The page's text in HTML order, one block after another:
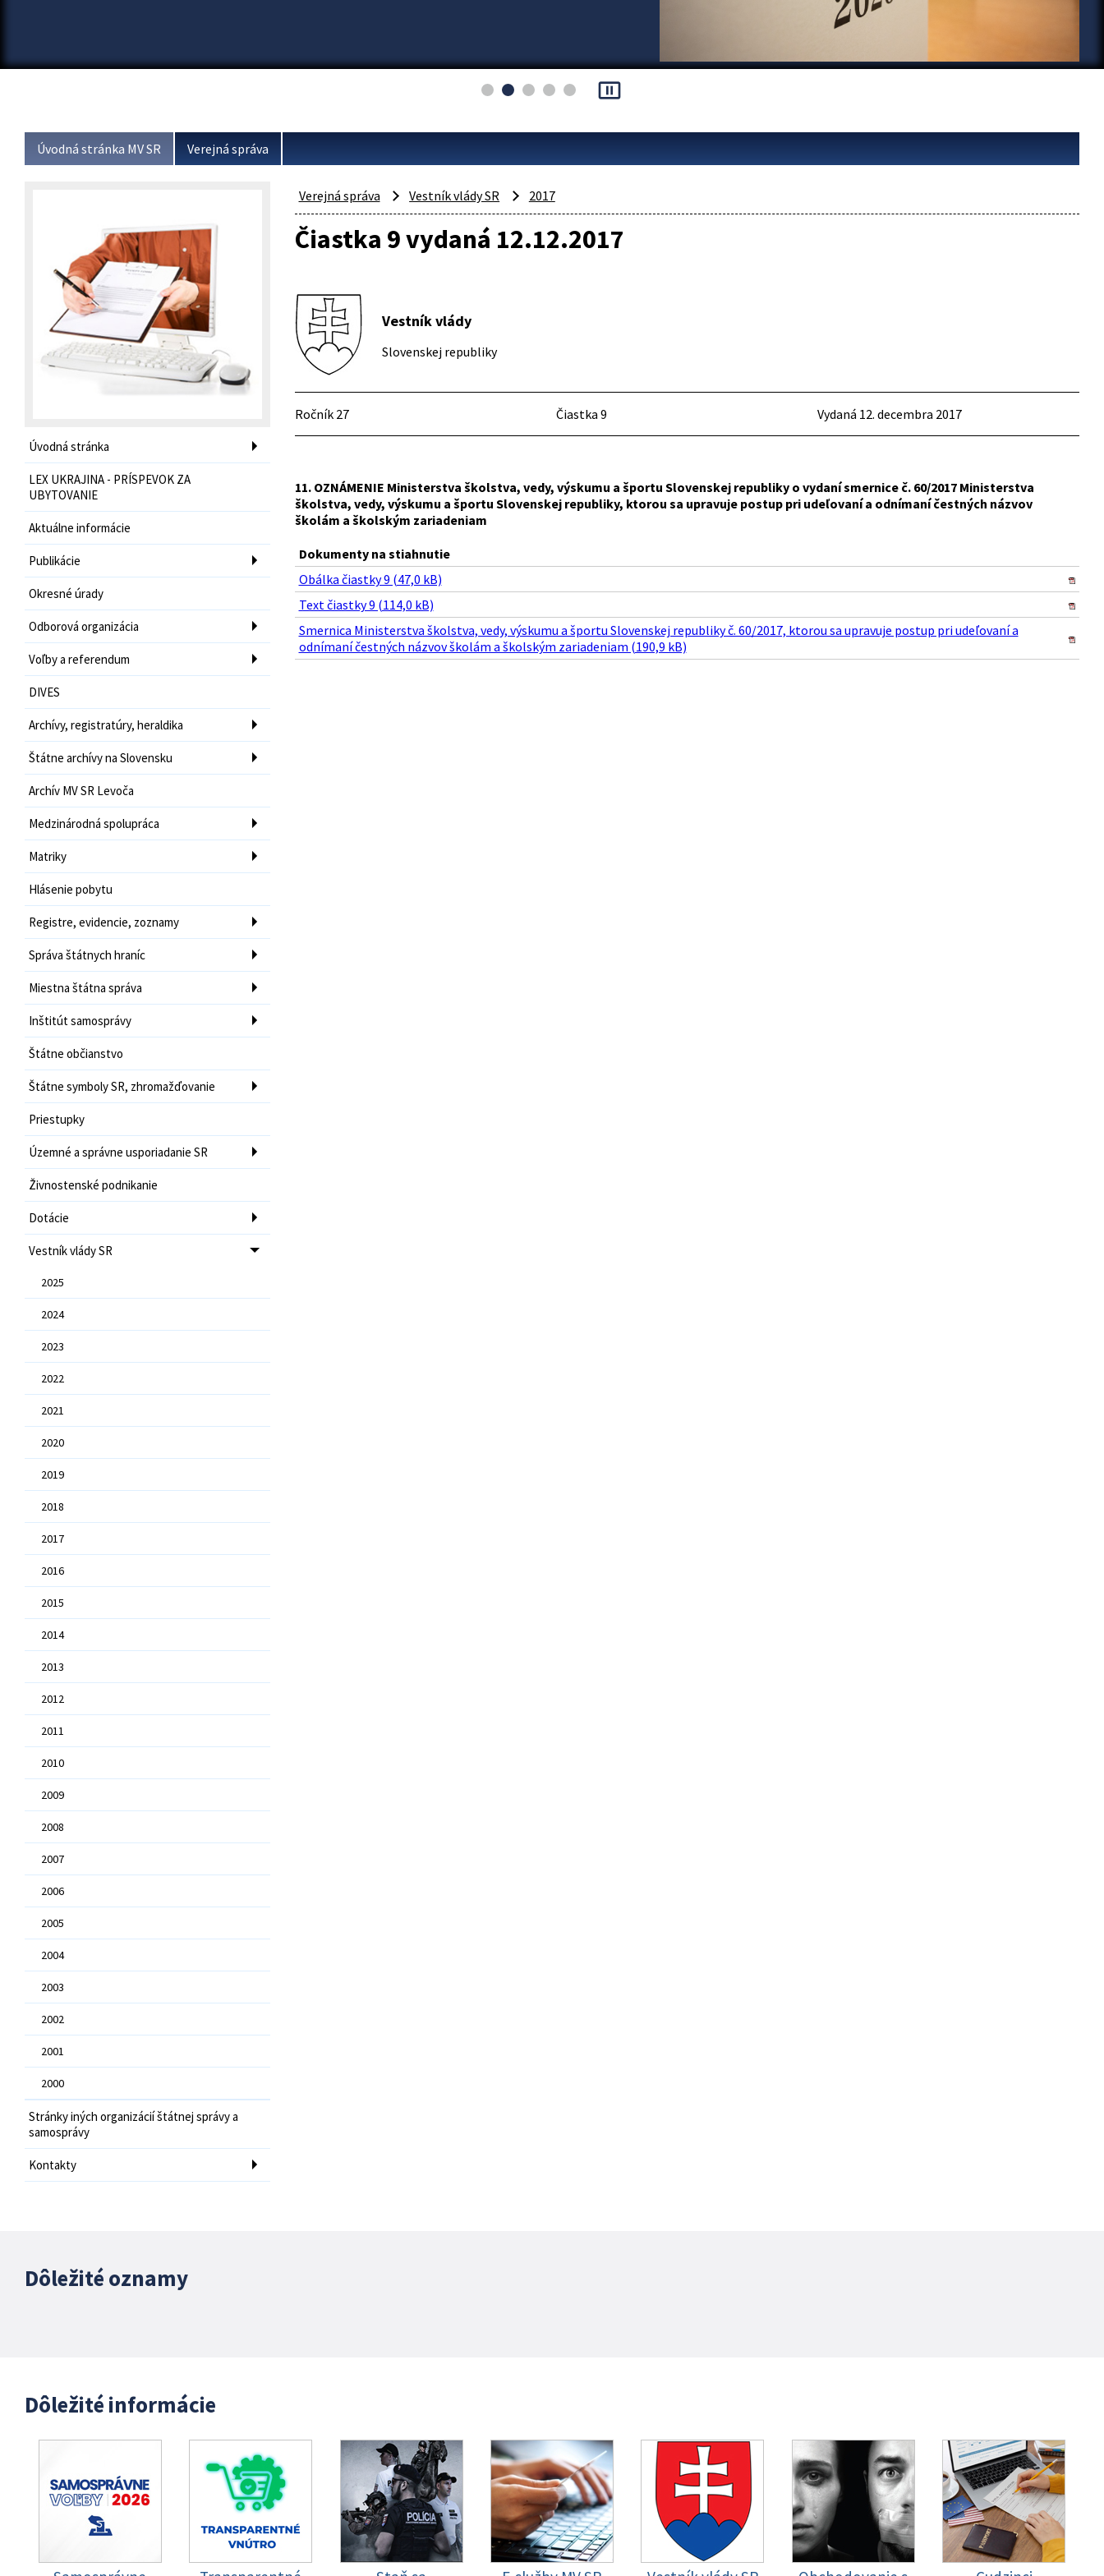
pause_presentation
Úvodná stránka MV SR Verejná správa
Úvodná stránka
LEX UKRAJINA - PRÍSPEVOK ZA
UBYTOVANIE
Aktuálne informácie
Publikácie
Okresné úrady
Odborová organizácia
Voľby a referendum
DIVES
Archívy, registratúry, heraldika
Štátne archívy na Slovensku
Archív MV SR Levoča
Medzinárodná spolupráca
Matriky
Hlásenie pobytu
Registre, evidencie, zoznamy
Správa štátnych hraníc
Miestna štátna správa
Inštitút samosprávy
Štátne občianstvo
Štátne symboly SR, zhromažďovanie
Priestupky
Územné a správne usporiadanie SR
Živnostenské podnikanie
Dotácie
Vestník vlády SR
2025
2024
2023
2022
2021
2020
2019
2018
2017
2016
2015
2014
2013
2012
2011
2010
2009
2008
2007
2006
2005
2004
2003
2002
2001
2000
Stránky iných organizácií štátnej správy a
samosprávy
Kontakty
Verejná správa Vestník vlády SR 2017
Čiastka 9 vydaná 12.12.2017
Vestník vlády
Slovenskej republiky
Ročník 27 Čiastka 9 Vydaná 12. decembra 2017
11. OZNÁMENIE Ministerstva školstva, vedy, výskumu a športu Slovenskej republiky o vydaní smernice č. 60/2017 Ministerstva
školstva, vedy, výskumu a športu Slovenskej republiky, ktorou sa upravuje postup pri udeľovaní a odnímaní čestných názvov
školám a školským zariadeniam
Dokumenty na stiahnutie
Obálka čiastky 9 (47,0 kB)
Text čiastky 9 (114,0 kB)
Smernica Ministerstva školstva, vedy, výskumu a športu Slovenskej republiky č. 60/2017, ktorou sa upravuje postup pri udeľovaní a
odnímaní čestných názvov školám a školským zariadeniam (190,9 kB)
Dôležité oznamy
Dôležité informácie